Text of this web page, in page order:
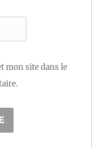
mon site dans le